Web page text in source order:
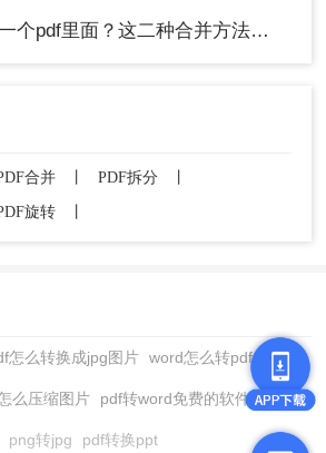
pdf里面？这二种合并方法了解下！
合并 PDF拆分
旋转 丨
怎么转换成jpg图片 word怎么转pdf
么压缩图片 pdf转word免费的软件
png转jpg pdf转换ppt